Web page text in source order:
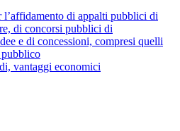
di appalti pubblici di
di concorsi pubblici di
e di concessioni, compresi quelli
pubblico
vantaggi economici